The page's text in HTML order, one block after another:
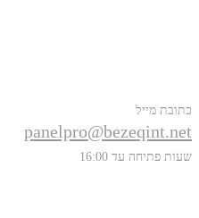
כתובת מייל
panelpro@bezeqint.net
שעות פתיחה עד 16:00